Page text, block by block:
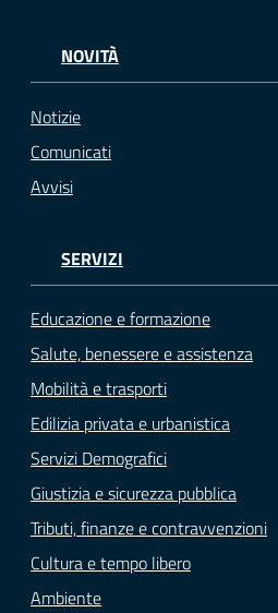
NOVITÀ
Notizie
Comunicati
Avvisi
SERVIZI
Educazione e formazione
Salute, benessere e assistenza
Mobilità e trasporti
Edilizia privata e urbanistica
Servizi Demografici
Giustizia e sicurezza pubblica
Tributi, finanze e contravvenzioni
Cultura e tempo libero
Ambiente